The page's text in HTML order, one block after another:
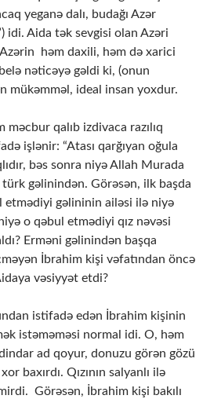
yeganə dalı, budağı Azər
idi. Aida tək sevgisi olan Azəri
Azərin həm daxili, həm də xarici
nəticəyə gəldi ki, (onun
mükəmməl, ideal insan yoxdur.
məcbur qalıb izdivaca razılıq
işlənir: “Atası qarğıyan oğula
bəs sonra niyə Allah Murada
gəlinindən. Görəsən, ilk başda
etmədiyi gəlininin ailəsi ilə niyə
o qəbul etmədiyi qız nəvəsi
Erməni gəlinindən başqa
İbrahim kişi vəfatından öncə
vəsiyyət etdi?
istifadə edən İbrahim kişinin
istəməməsi normal idi. O, həm
ad qoyur, donuzu görən gözü
baxırdı. Qızının salyanlı ilə
Görəsən, İbrahim kişi bakılı